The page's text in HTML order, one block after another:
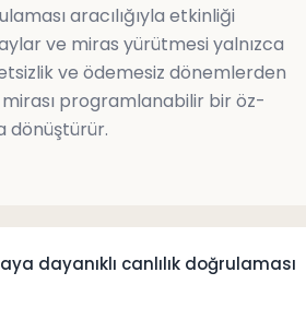
aracılığıyla etkinliği
ve miras yürütmesi yalnızca
ve ödemesiz dönemlerden
programlanabilir bir öz-
dönüştürür.
dayanıklı canlılık doğrulaması